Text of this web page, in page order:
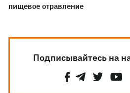
пищевое отравление
Подписывайтесь на